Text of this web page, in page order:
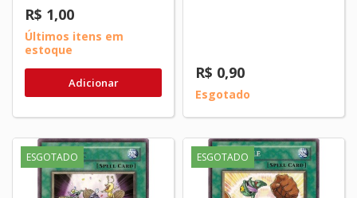
R$ 1,00
Últimos itens em
estoque
Adicionar
R$ 0,90
Esgotado
ESGOTADO ESGOTADO